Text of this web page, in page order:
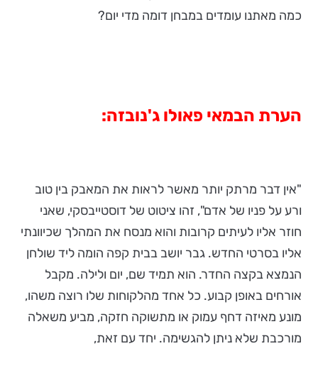
כמה מאתנו עומדים במבחן דומה מדי יום?
הערת הבמאי פאולו ג'נובזה:
"אין דבר מרתק יותר מאשר לראות את המאבק בין טוב
ורע על פניו של אדם", זהו ציטוט של דוסטייבסקי, שאני
חוזר אליו לעיתים קרובות והוא מנסח את המהלך שכיוונתי
אליו בסרטי החדש. גבר יושב בבית קפה הומה ליד שולחן
הנמצא בקצה החדר. הוא תמיד שם, יום ולילה. מקבל
אורחים באופן קבוע. כל אחד מהלקוחות שלו רוצה משהו,
מונע מאיזה דחף עמוק או מתשוקה חזקה, מביע משאלה
מורכבת שלא ניתן להגשימה. יחד עם זאת,